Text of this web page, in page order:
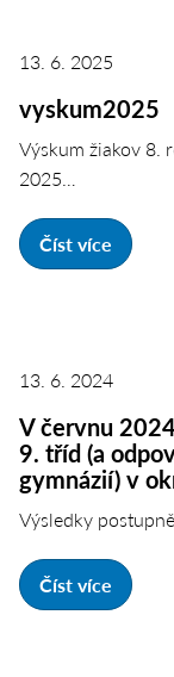
13. 6. 2025
vyskum2025
Výskum žiakov 8.
2025…
Číst více
13. 6. 2024
V červnu
9. tříd (a
gymnázií) v
Výsledky
Číst více